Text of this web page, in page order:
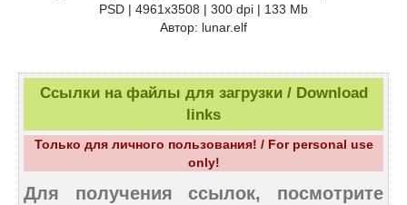
PSD | 4961х3508 | 300 dpi | 133 Mb
Автор: lunar.elf
Ссылки на файлы для загрузки / Download
links
Только для личного пользования! / For personal use
only!
Для получения ссылок, посмотрите